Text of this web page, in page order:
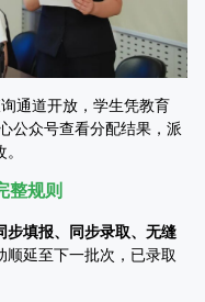
通道开放，学生凭教育
公众号查看分配结果，派
整规则
步填报、同步录取、无缝
顺延至下一批次，已录取